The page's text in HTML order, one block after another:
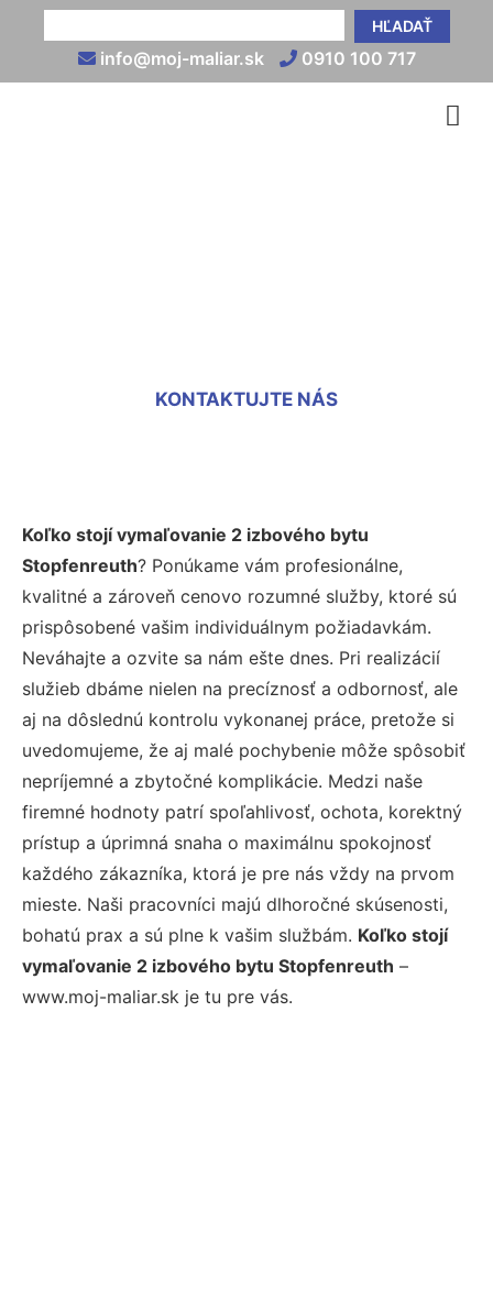
HĽADAŤ
info@moj-maliar.sk 0910 100 717
KONTAKTUJTE NÁS
Koľko stojí vymaľovanie 2 izbového bytu
Stopfenreuth? Ponúkame vám profesionálne,
kvalitné a zároveň cenovo rozumné služby, ktoré sú
prispôsobené vašim individuálnym požiadavkám.
Neváhajte a ozvite sa nám ešte dnes. Pri realizácií
služieb dbáme nielen na precíznosť a odbornosť, ale
aj na dôslednú kontrolu vykonanej práce, pretože si
uvedomujeme, že aj malé pochybenie môže spôsobiť
nepríjemné a zbytočné komplikácie. Medzi naše
firemné hodnoty patrí spoľahlivosť, ochota, korektný
prístup a úprimná snaha o maximálnu spokojnosť
každého zákazníka, ktorá je pre nás vždy na prvom
mieste. Naši pracovníci majú dlhoročné skúsenosti,
bohatú prax a sú plne k vašim službám. Koľko stojí
vymaľovanie 2 izbového bytu Stopfenreuth –
www.moj-maliar.sk je tu pre vás.